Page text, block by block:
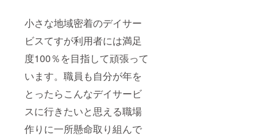
小さな地域密着のデイサー
ビスてすが利用者には満足
度100％を目指して頑張って
います。職員も自分が年を
とったらこんなデイサービ
スに行きたいと思える職場
作りに一所懸命取り組んで